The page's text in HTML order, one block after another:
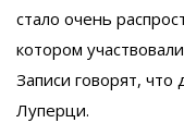
стало очень
котором
Записи говорят,
Луперци.